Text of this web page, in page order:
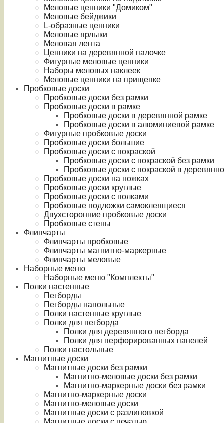
Меловые ценники "Домиком"
Меловые бейджики
L-образные ценники
Меловые ярлыки
Меловая лента
Ценники на деревянной палочке
Фигурные меловые ценники
Наборы меловых наклеек
Меловые ценники на прищепке
Пробковые доски
Пробковые доски без рамки
Пробковые доски в рамке
Пробковые доски в деревянной рамке
Пробковые доски в алюминиевой рамке
Фигурные пробковые доски
Пробковые доски большие
Пробковые доски с покраской
Пробковые доски с покраской без рамки
Пробковые доски с покраской в
Пробковые доски на ножках
Пробковые доски круглые
Пробковые доски с полками
Пробковые подложки самоклеящиеся
Двухсторонние пробковые доски
Пробковые стены
Флипчарты
Флипчарты пробковые
Флипчарты магнитно-маркерные
Флипчарты меловые
Наборные меню
Наборные меню "Комплекты"
Полки настенные
Пегборды
Пегборды напольные
Полки настенные круглые
Полки для пегборда
Полки для деревянного пегборда
Полки для перфорированных панелей
Полки настольные
Магнитные доски
Магнитные доски без рамки
Магнитно-меловые доски без рамки
Магнитно-маркерные доски без рамки
Магнитно-маркерные доски
Магнитно-меловые доски
Магнитные доски с разлиновкой